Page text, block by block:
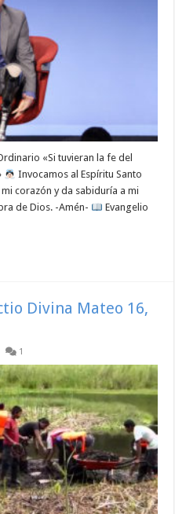
«Si tuvieran la fe del
Invocamos al Espíritu Santo
corazón y da sabiduría a mi
de Dios. -Amén-
Evangelio
Divina Mateo 16,
1